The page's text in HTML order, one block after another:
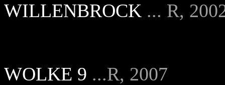
WILLENBROCK ... R,
WOLKE 9 ...R, 2007